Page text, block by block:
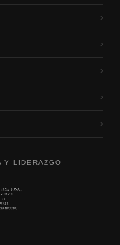
›
›
›
›
›
Y LIDERAZGO